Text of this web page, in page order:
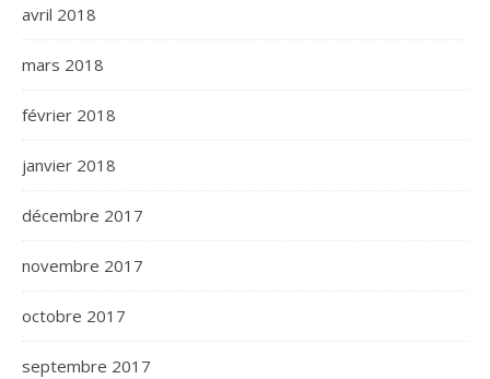
avril 2018
mars 2018
février 2018
janvier 2018
décembre 2017
novembre 2017
octobre 2017
septembre 2017